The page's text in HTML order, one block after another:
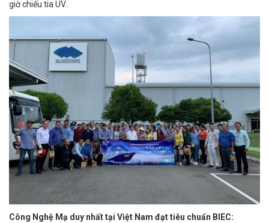
giờ chiếu tia UV..
Công Nghệ Mạ duy nhất tại Việt Nam đạt tiêu chuẩn BIEC: